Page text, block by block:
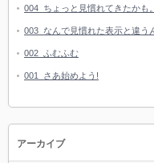
004_ちょっと見慣れてきたかも。
003_なんで見慣れた表示と違う
002_ふむふむ
001_さあ始めよう!
アーカイブ